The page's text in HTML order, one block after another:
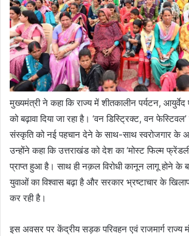
मुख्यमंत्री ने कहा कि राज्य में शीतकालीन पर्यटन, आयुर्वेद
को बढ़ावा दिया जा रहा है। ‘वन डिस्ट्रिक्ट, वन
संस्कृति को नई पहचान देने के साथ-साथ स्वरोजगार के
उन्होंने कहा कि उत्तराखंड को देश का ‘मोस्ट फिल्म
प्राप्त हुआ है। साथ ही नक़ल विरोधी कानून लागू होने के
युवाओं का विश्वास बढ़ा है और सरकार भ्रष्टाचार के
कर रही है।
इस अवसर पर केंद्रीय सड़क परिवहन एवं राजमार्ग राज्य